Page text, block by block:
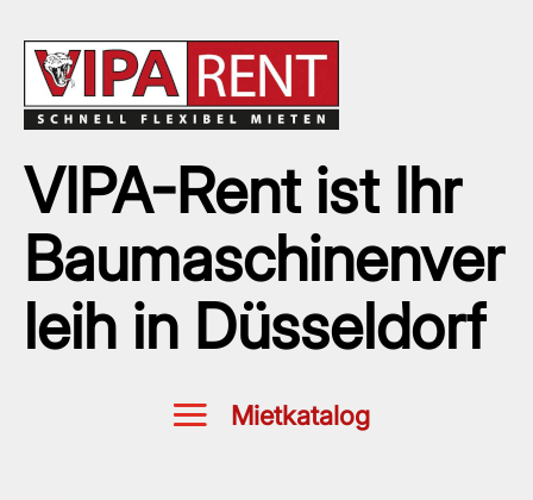
VIPA-Rent ist Ihr
Baumaschinenver
leih in Düsseldorf